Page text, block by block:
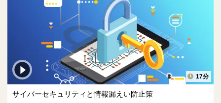
17分
サイバーセキュリティと情報漏えい防止策